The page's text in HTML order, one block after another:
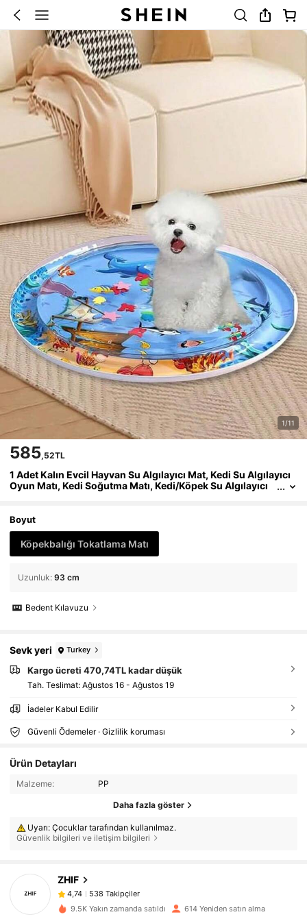
1/11
585,52TL
1 Adet Kalın Evcil Hayvan Su Algılayıcı Mat, Kedi Su Algılayıcı
Oyun Matı, Kedi Soğutma Matı, Kedi/Köpek Su Algılayıcı
Boyut
Köpekbalığı Tokatlama Matı
Uzunluk: 93 cm
Bedent Kılavuzu
Sevk yeri Turkey
Kargo ücreti 470,74TL kadar düşük
Tah. Teslimat: Ağustos 16 - Ağustos 19
İadeler Kabul Edilir
Güvenli Ödemeler · Gizlilik koruması
Ürün Detayları
Malzeme: PP
Daha fazla göster
Uyarı: Çocuklar tarafından kullanılmaz.
Güvenlik bilgileri ve iletişim bilgileri
ZHIF
4,74
c***3 1 gün önce'i takip etti
4,74
538 Takipçiler
9.5K Yakın zamanda satıldı 614 Yeniden satın alma